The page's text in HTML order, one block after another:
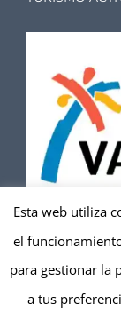
TuviTándem
Esta web utiliza
el
para gestionar la
a tus